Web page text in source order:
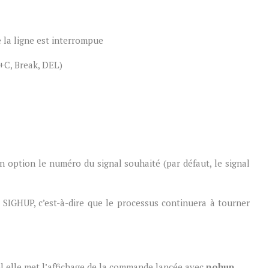
la ligne est interrompue
Break, DEL)
option le numéro du signal souhaité (par défaut, le signal
c’est-à-dire que le processus continuera à tourner